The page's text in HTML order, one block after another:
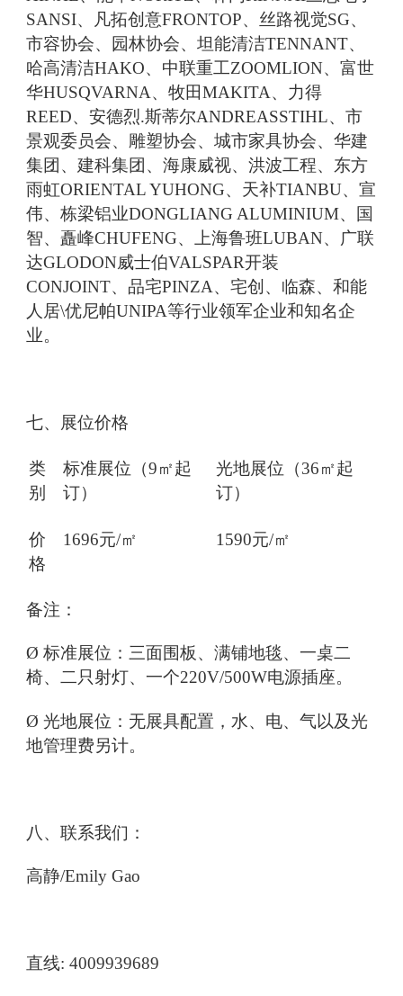
SANSI、凡拓创意FRONTOP、丝路视觉SG、
市容协会、园林协会、坦能清洁TENNANT、
哈高清洁HAKO、中联重工ZOOMLION、富世
华HUSQVARNA、牧田MAKITA、力得
REED、安德烈.斯蒂尔ANDREASSTIHL、市
景观委员会、雕塑协会、城市家具协会、华建
集团、建科集团、海康威视、洪波工程、东方
雨虹ORIENTAL YUHONG、天补TIANBU、宣
伟、栋梁铝业DONGLIANG ALUMINIUM、国
智、矗峰CHUFENG、上海鲁班LUBAN、广联
达GLODON威士伯VALSPAR开装
CONJOINT、品宅PINZA、宅创、临森、和能
人居\优尼帕UNIPA等行业领军企业和知名企
业。
七、展位价格
类
别
标准展位（9㎡起
订）
光地展位（36㎡起
订）
价
格
1696元/㎡ 1590元/㎡
备注：
Ø 标准展位：三面围板、满铺地毯、一桌二
椅、二只射灯、一个220V/500W电源插座。
Ø 光地展位：无展具配置，水、电、气以及光
地管理费另计。
八、联系我们：
高静/Emily Gao
直线: 4009939689